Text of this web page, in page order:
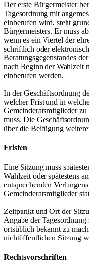
Der erste Bürgermeister
Tagesordnung mit
einberufen wird, steht
Bürgermeisters. Er muss
wenn es ein Viertel der
schriftlich oder
Beratungsgegenstandes
nach Beginn der Wahlzeit
einberufen werden.
In der Geschäftsordnung
welcher Frist und in
Gemeinderatsmitglieder zu
muss. Die
über die Beifügung
Fristen
Eine Sitzung muss
Wahlzeit oder spätestens
entsprechenden
Gemeinderatsmitglieder
Zeitpunkt und Ort der
Angabe der Tagesordnung
ortsüblich bekannt zu
nichtöffentlichen Sitzung
Rechtsvorschriften